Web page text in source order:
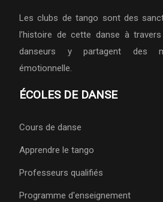
Les clubs de tango sont des
l’histoire de cette danse à
danseurs y partagent des
émotionnelle.
ÉCOLES DE DANSE
Cours de danse
Apprendre le tango
Professeurs qualifiés
Programme d'enseignement